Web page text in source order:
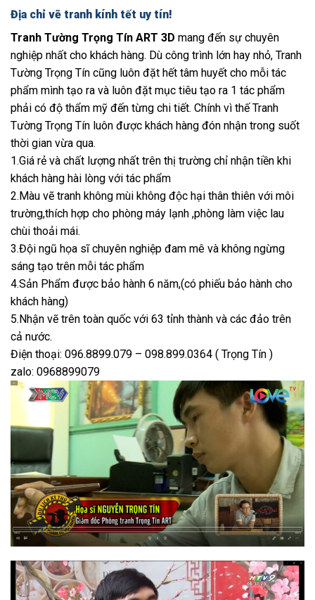
Địa chỉ vẽ tranh kính tết uy tín!
Tranh Tường Trọng Tín ART 3D mang đến sự chuyên
nghiệp nhất cho khách hàng. Dù công trình lớn hay nhỏ, Tranh
Tường Trọng Tín cũng luôn đặt hết tâm huyết cho mỗi tác
phẩm mình tạo ra và luôn đặt mục tiêu tạo ra 1 tác phẩm
phải có độ thẩm mỹ đến từng chi tiết. Chính vì thế Tranh
Tường Trọng Tín luôn được khách hàng đón nhận trong suốt
thời gian vừa qua.
1.Giá rẻ và chất lượng nhất trên thị trường chỉ nhận tiền khi
khách hàng hài lòng với tác phẩm
2.Màu vẽ tranh không mùi không độc hại thân thiên với môi
trường,thích hợp cho phòng máy lạnh ,phòng làm việc lau
chùi thoải mái.
3.Đội ngũ họa sĩ chuyên nghiệp đam mê và không ngừng
sáng tạo trên mỗi tác phẩm
4.Sản Phẩm được bảo hành 6 năm,(có phiếu bảo hành cho
khách hàng)
5.Nhận vẽ trên toàn quốc với 63 tỉnh thành và các đảo trên
cả nước.
Điện thoại: 096.8899.079 – 098.899.0364 ( Trọng Tín )
zalo: 0968899079